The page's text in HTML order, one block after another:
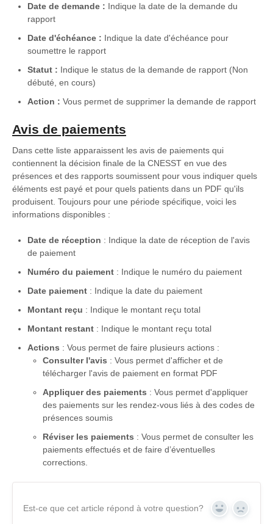
Date de demande : Indique la date de la demande du
rapport
Date d'échéance : Indique la date d'échéance pour
soumettre le rapport
Statut : Indique le status de la demande de rapport (Non
débuté, en cours)
Action : Vous permet de supprimer la demande de rapport
Avis de paiements
Dans cette liste apparaissent les avis de paiements qui
contiennent la décision finale de la CNESST en vue des
présences et des rapports soumissent pour vous indiquer quels
éléments est payé et pour quels patients dans un PDF qu'ils
produisent. Toujours pour une période spécifique, voici les
informations disponibles :
Date de réception : Indique la date de réception de l'avis
de paiement
Numéro du paiement : Indique le numéro du paiement
Date paiement : Indique la date du paiement
Montant reçu : Indique le montant reçu total
Montant restant : Indique le montant reçu total
Actions : Vous permet de faire plusieurs actions :
Consulter l'avis : Vous permet d'afficher et de
télécharger l'avis de paiement en format PDF
Appliquer des paiements : Vous permet d'appliquer
des paiements sur les rendez-vous liés à des codes de
présences soumis
Réviser les paiements : Vous permet de consulter les
paiements effectués et de faire d’éventuelles
corrections.
Est-ce que cet article répond à votre question? Yes No